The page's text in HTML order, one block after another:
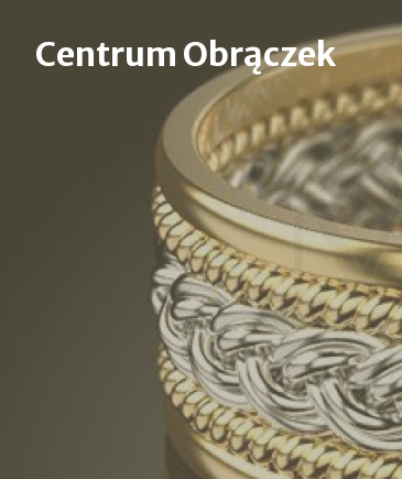
contentCentrum Obrączek